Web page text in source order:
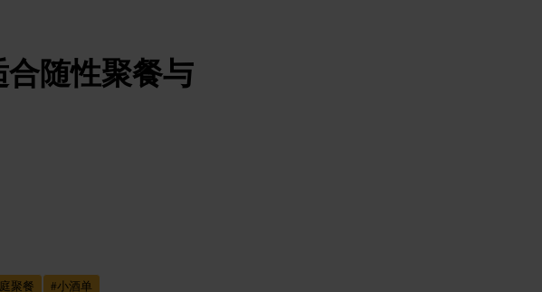
随性聚餐与
聚餐 #小酒单